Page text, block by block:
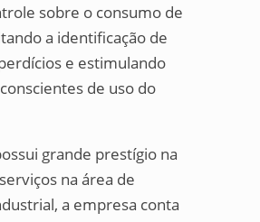
sobre o consumo de
a identificação de
e estimulando
de uso do
grande prestígio na
na área de
a empresa conta